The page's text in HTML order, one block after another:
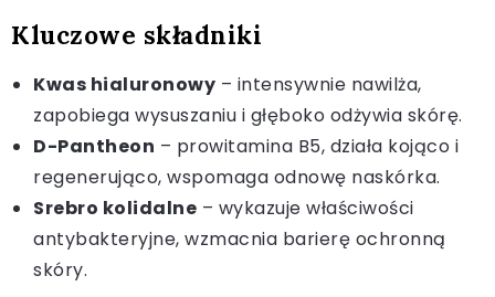
Kluczowe składniki
Kwas hialuronowy – intensywnie nawilża,
zapobiega wysuszaniu i głęboko odżywia skórę.
D-Pantheon – prowitamina B5, działa kojąco i
regenerująco, wspomaga odnowę naskórka.
Srebro kolidalne – wykazuje właściwości
antybakteryjne, wzmacnia barierę ochronną
skóry.